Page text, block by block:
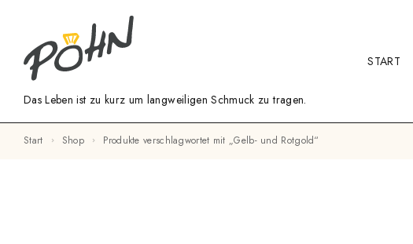
Das Leben ist zu kurz um langweiligen Schmuck zu tragen.
START
Start Shop Produkte verschlagwortet mit „Gelb- und Rotgold“